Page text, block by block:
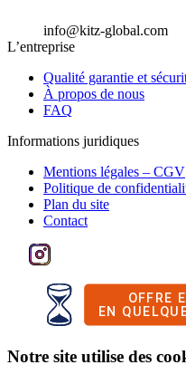
info@kitz-global.com
L’entreprise
Qualité garantie et
À propos de nous
FAQ
Informations juridiques
Mentions légales – CGV
Politique de
Plan du site
Contact
Notre site utilise des